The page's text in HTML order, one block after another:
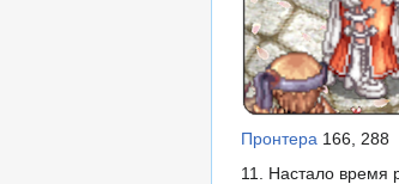
Пронтера 166, 288
11. Настало время